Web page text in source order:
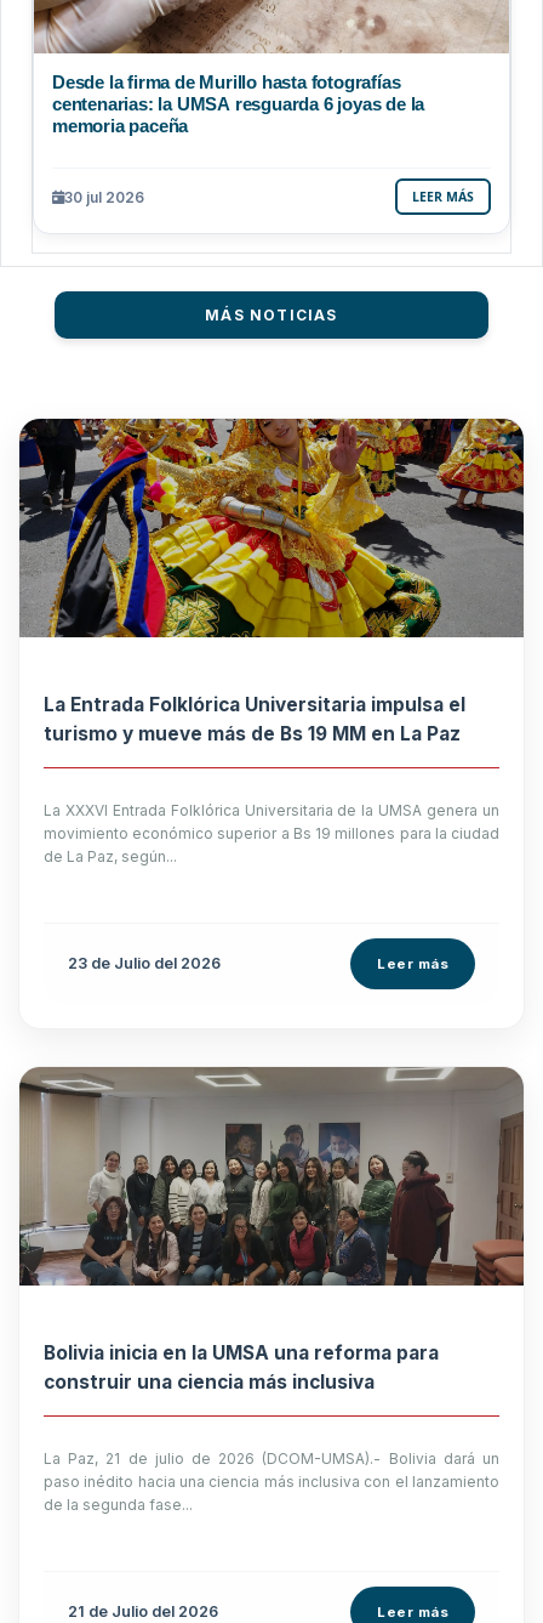
Desde la firma de Murillo hasta fotografías
centenarias: la UMSA resguarda 6 joyas de la
memoria paceña
30 jul 2026 LEER MÁS
MÁS NOTICIAS
La Entrada Folklórica Universitaria impulsa el
turismo y mueve más de Bs 19 MM en La Paz
La XXXVI Entrada Folklórica Universitaria de la UMSA genera un
movimiento económico superior a Bs 19 millones para la ciudad
de La Paz, según...
23 de Julio del 2026 Leer más
Bolivia inicia en la UMSA una reforma para
construir una ciencia más inclusiva
La Paz, 21 de julio de 2026 (DCOM-UMSA).- Bolivia dará un
paso inédito hacia una ciencia más inclusiva con el lanzamiento
de la segunda fase...
21 de Julio del 2026 Leer más